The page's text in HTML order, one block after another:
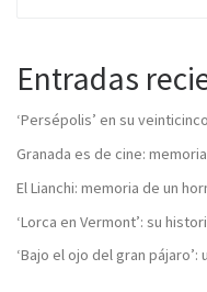
Entradas
‘Persépolis’ en su
Granada es de cine:
El Lianchi: memoria de un
‘Lorca en Vermont’: su
‘Bajo el ojo del gran